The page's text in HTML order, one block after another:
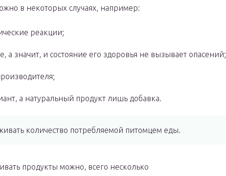
в некоторых случаях, например:
реакции;
а значит, и состояние его здоровья не вызывает опасений;
а натуральный продукт лишь добавка.
количество потребляемой питомцем еды.
продукты можно, всего несколько